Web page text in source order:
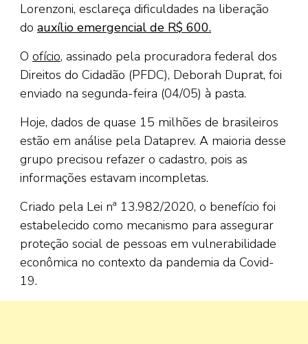
Lorenzoni, esclareça dificuldades na liberação
do auxílio emergencial de R$ 600.
O ofício, assinado pela procuradora federal dos
Direitos do Cidadão (PFDC), Deborah Duprat, foi
enviado na segunda-feira (04/05) à pasta.
Hoje, dados de quase 15 milhões de brasileiros
estão em análise pela Dataprev. A maioria desse
grupo precisou refazer o cadastro, pois as
informações estavam incompletas.
Criado pela Lei nª 13.982/2020, o benefício foi
estabelecido como mecanismo para assegurar
proteção social de pessoas em vulnerabilidade
econômica no contexto da pandemia da Covid-
19.